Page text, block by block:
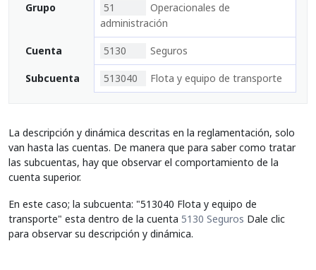
Grupo 51
Operacionales de
administración
Cuenta 5130 Seguros
Subcuenta 513040 Flota y equipo de transporte
La descripción y dinámica descritas en la reglamentación, solo
van hasta las cuentas. De manera que para saber como tratar
las subcuentas, hay que observar el comportamiento de la
cuenta superior.
En este caso; la subcuenta: "513040 Flota y equipo de
transporte" esta dentro de la cuenta 5130 Seguros Dale clic
para observar su descripción y dinámica.